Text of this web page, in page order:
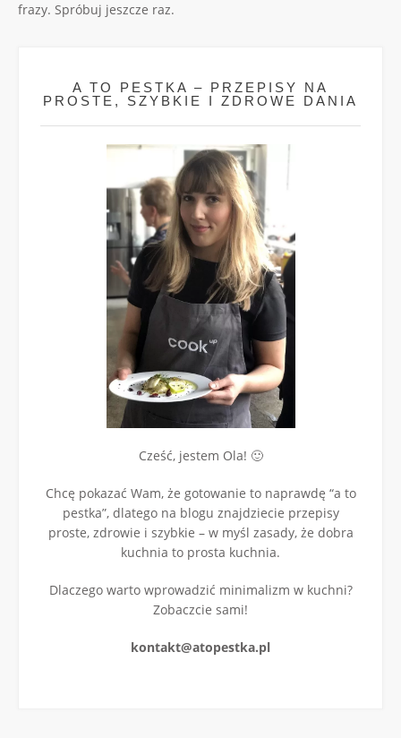
frazy. Spróbuj jeszcze raz.
A TO PESTKA – PRZEPISY NA
PROSTE, SZYBKIE I ZDROWE DANIA
Cześć, jestem Ola! 🙂
Chcę pokazać Wam, że gotowanie to naprawdę “a to
pestka”, dlatego na blogu znajdziecie przepisy
proste, zdrowie i szybkie – w myśl zasady, że dobra
kuchnia to prosta kuchnia.
Dlaczego warto wprowadzić minimalizm w kuchni?
Zobaczcie sami!
kontakt@atopestka.pl